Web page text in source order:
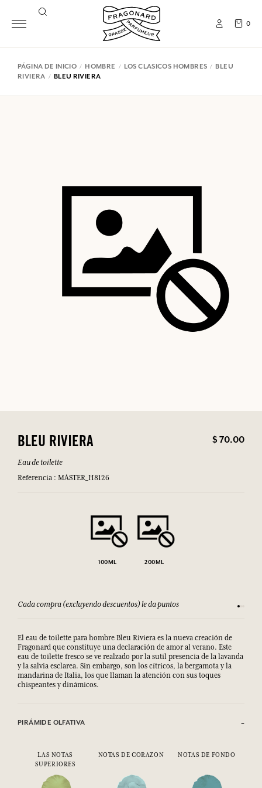
0
PÁGINA DE INICIO HOMBRE LOS CLASICOS HOMBRES
BLEU
RIVIERA
BLEU RIVIERA
BLEU RIVIERA $ 70.00
Eau de toilette
Referencia : MASTER_H8126
100ML 200ML
Cada compra (excluyendo descuentos) le da puntos
El eau de toilette para hombre Bleu Riviera es la nueva creación de
Fragonard que constituye una declaración de amor al verano. Este
eau de toilette fresco se ve realzado por la sutil presencia de la lavanda
y la salvia esclarea. Sin embargo, son los cítricos, la bergamota y la
mandarina de Italia, los que llaman la atención con sus toques
chispeantes y dinámicos.
PIRÁMIDE OLFATIVA
LAS NOTAS
SUPERIORES
NOTAS DE CORAZON NOTAS DE FONDO